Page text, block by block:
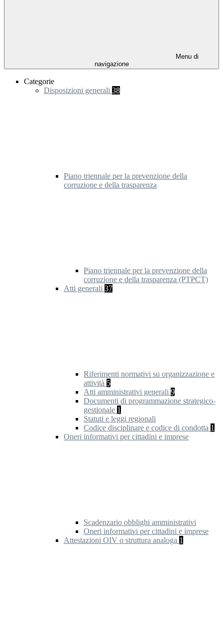
Menu di
navigazione
Categorie
Disposizioni generali 38
Piano triennale per la prevenzione della
corruzione e della trasparenza
Piano triennale per la prevenzione della
corruzione e della trasparenza (PTPCT)
Atti generali 37
Riferimenti normativi su organizzazione e
attività 5
Atti amministrativi generali 9
Documenti di programmazione strategico-
gestionale 1
Statuti e leggi regionali
Codice disciplinare e codice di condotta 1
Oneri informativi per cittadini e imprese
Scadenzario obblighi amministrativi
Oneri informativi per cittadini e imprese
Attestazioni OIV o struttura analoga 1